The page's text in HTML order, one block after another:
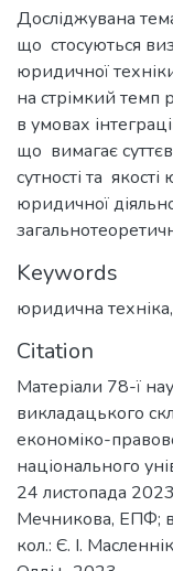
Досліджувана
що стосуються
юридичної
на стрімкий темп
в умовах
що вимагає
сутності та
юридичної
Keywords
юридична техніка,
Citation
Матеріали 78-ї
викладацького
економіко-
національного
24 листопада
Мечникова, ЕПФ;
кол.: Є. І.